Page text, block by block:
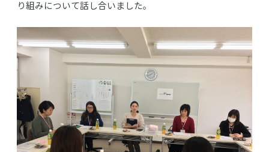
り組みについて話し合いました。